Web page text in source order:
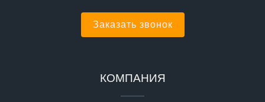
Заказать звонок
КОМПАНИЯ